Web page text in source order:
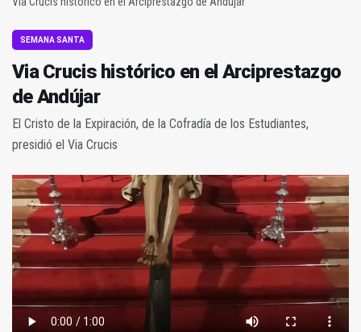
SEMANA SANTA
Via Crucis histórico en el Arciprestazgo
de Andújar
El Cristo de la Expiración, de la Cofradía de los Estudiantes,
presidió el Via Crucis